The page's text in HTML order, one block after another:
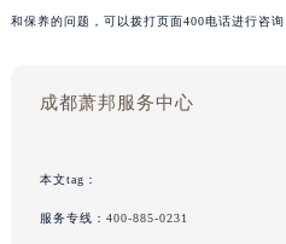
和保养的问题，可以拨打页面400电话进行咨询
成都萧邦服务中心
本文tag：
服务专线： 400-885-0231